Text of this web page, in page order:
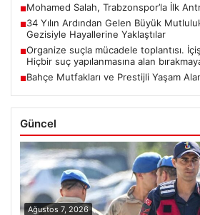
■Mohamed Salah, Trabzonspor’la İlk
■34 Yılın Ardından Gelen Büyük
Gezisiyle Hayallerine Yaklaştılar
■Organize suçla mücadele toplantısı.
Hiçbir suç yapılanmasına alan
■Bahçe Mutfakları ve Prestijli Yaşam
Güncel
Ağustos 7, 2026